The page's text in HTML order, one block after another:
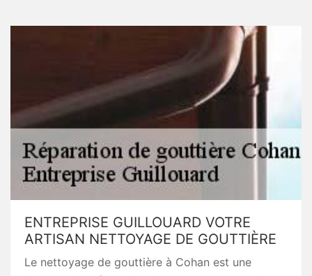
ENTREPRISE GUILLOUARD VOTRE
ARTISAN NETTOYAGE DE GOUTTIÈRE
Le nettoyage de gouttière à Cohan est une